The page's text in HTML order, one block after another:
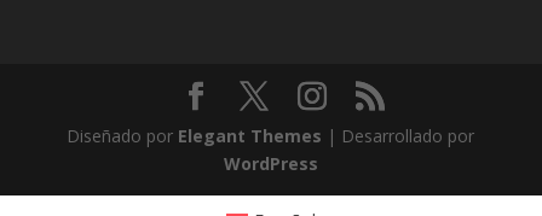
Diseñado por Elegant Themes | Desarrollado por
WordPress